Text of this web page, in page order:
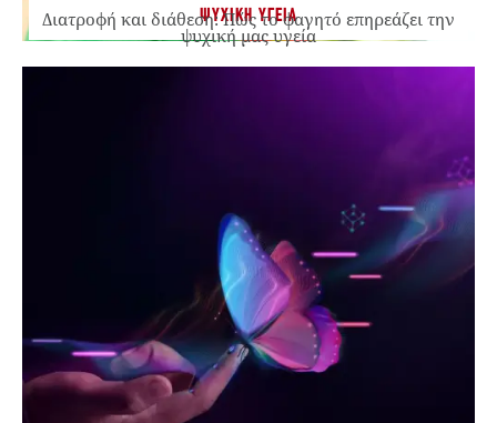
ΨΥΧΙΚΗ ΥΓΕΙΑ
Διατροφή και διάθεση: Πώς το φαγητό επηρεάζει την
ψυχική μας υγεία